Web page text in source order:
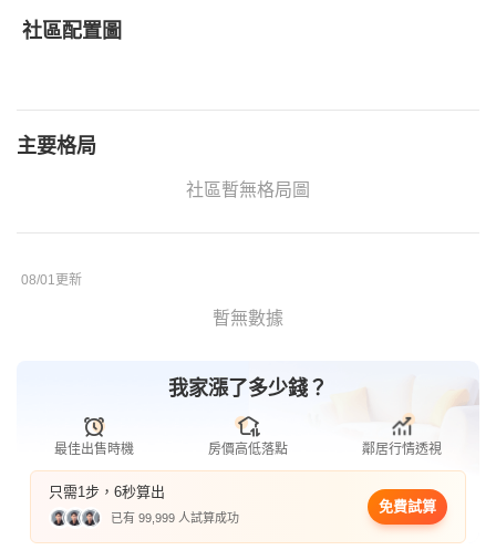
社區配置圖
主要格局
社區暫無格局圖
08/01更新
暫無數據
我家漲了多少錢？
最佳出售時機 房價高低落點 鄰居行情透視
只需1步，6秒算出
已有 99,999 人試算成功
免費試算